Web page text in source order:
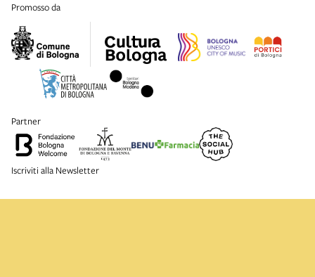
promosso da
partner
Iscriviti alla Newsletter